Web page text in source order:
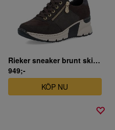
Rieker sneaker brunt skinn
949;-
KÖP NU